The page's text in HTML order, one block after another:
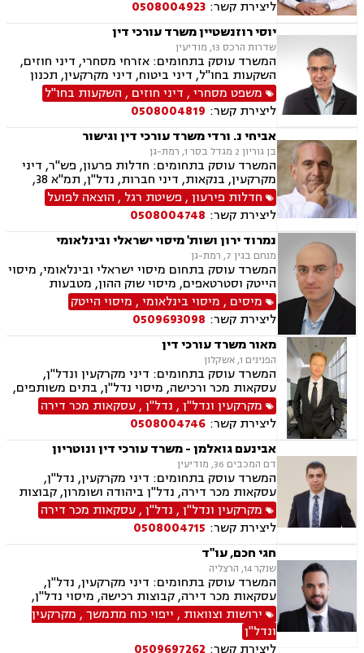
ליצירת קשר: 0508004923
יוסי רוזנשטיין משרד עורכי דין
שדרות הרכס 13, מודיעין
המשרד עוסק בתחומים: אזרחי מסחרי, דיני חוזים,
השקעות בחו"ל, דיני ביטוח, דיני מקרקעין, תכנון
ובניה, ליקויי בניה, מושבים וקיבוצים, פינוי בינוי,
קבוצות רכישה, עסקאות מכר דירה, נדל"ן, פינוי
מושכר, הפקעת קרקעות, מגרשים לבניה,נחלות
ומשקים במושבים, רשות מקרקעי ישראל, צווי
הריסה, דיני חברות, ליווי עסקי, מיסוי נדל"ן, תמא
38, פשיטת רגל, תביעות ייצוגיות
משפט מסחרי, דיני חוזים , השקעות בחו"ל
ליצירת קשר: 0508004819
אביחי נ. ורדי משרד עורכי דין וגישור
בן גוריון 2 מגדל בסר 1, רמת-גן
המשרד עוסק בתחומים: חדלות פרעון, פש"ר, דיני
מקרקעין, בנקאות, דיני חברות, נדל"ן, תמ"א 38,
מיוסי מקרקעין, ליטגציה, גישור עסקי
חדלות פירעון, פשיטת רגל , הוצאה לפועל
ליצירת קשר: 0508004748
נמרוד ירון ושות' מיסוי ישראלי ובינלאומי
מנחם בגין 7, רמת-גן
המשרד עוסק בתחום מיסוי ישראלי ובינלאומי, מיסוי
הייטק וסטרטאפים, מיסוי שוק ההון, מטבעות
דיגיטליים, גילוי מרצון, דיני חברות, ליווי מיזמים,
מיזוגים ורכישות, השקעות נדל"ן ופעילות עסקית
בחו"ל, פטור ממס הכנסה מטעמים רפואיים, עבירות
מס, חוק עידוד השקעות הון ועוד.
מיסים , מיסוי בינלאומי, מיסוי הייטק
ליצירת קשר: 0509693098
מאור משרד עורכי דין
הפנינים 1, אשקלון
המשרד עוסק בתחומים: דיני מקרקעין ונדל"ן,
עסקאות מכר ורכישה, מיסוי נדל"ן, בתים משותפים,
תכנון ובניה, ליקוי בניה, מושבים וקיבוצים, קבוצת
רכישה, מגרשים לבניה, רשות מקרקעי ישראל,
ירושות וצוואות, הסכמי ממון, ייפוי כוח מתמשך, דיני
משפחה, פונדקאות, מזונות, גישור, אפוטרופסות,
גירושין, נשואים אזרחיים, מעמד אישי, ניכור הורי,
זמני שהות, העברה בין דורית
מקרקעין ונדל"ן, נדל"ן,עסקאות מכר דירה
ליצירת קשר: 0508004746
אבינעם גואלמן - משרד עורכי דין ונוטריון
דם המכבים 36, מודיעין
המשרד עוסק בתחומים: דיני מקרקעין, נדל"ן,
עסקאות מכר דירה, נדל"ן ביהודה ושומרון, קבוצות
רכישה, מיסוי נדל"ן, פינוי מושכר, בתים משותפים,
ייפוי כוח מתמשך, ירושות וצוואות, רישוי נשק, דיני
חוזים ונוטריון
מקרקעין ונדל"ן, נדל"ן,עסקאות מכר דירה
ליצירת קשר: 0508004715
חגי חכם, עו"ד
שנקר 14, הרצליה
המשרד עוסק בתחומים: דיני מקרקעין, נדל"ן,
עסקאות מכר דירה, קבוצות רכישה, מיסוי נדל"ן,
אזרחי מסחרי, ירושות וצוואות, ייפוי כוח מתמשך
ירושות וצוואות , ייפוי כוח מתמשך, מקרקעין
ונדל"ן
ליצירת קשר: 0509697262